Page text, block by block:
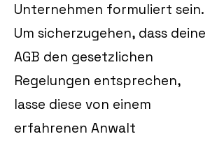
Unternehmen formuliert sein.
Um sicherzugehen, dass deine
AGB den gesetzlichen
Regelungen entsprechen,
lasse diese von einem
erfahrenen Anwalt